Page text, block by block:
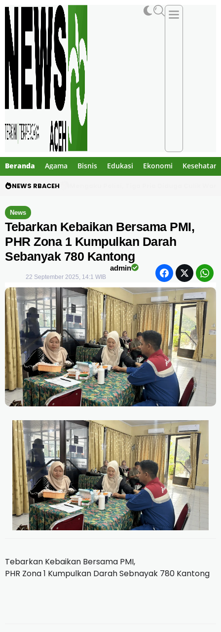
Beranda Agama Bisnis Edukasi Ekonomi Kesehatan
NEWS RBACEH
News
Tebarkan Kebaikan Bersama PMI,
PHR Zona 1 Kumpulkan Darah
Sebanyak 780 Kantong
admin
22 September 2025, 14:1 WIB
Tebarkan Kebaikan Bersama PMI,
PHR Zona 1 Kumpulkan Darah Sebnayak 780 Kantong